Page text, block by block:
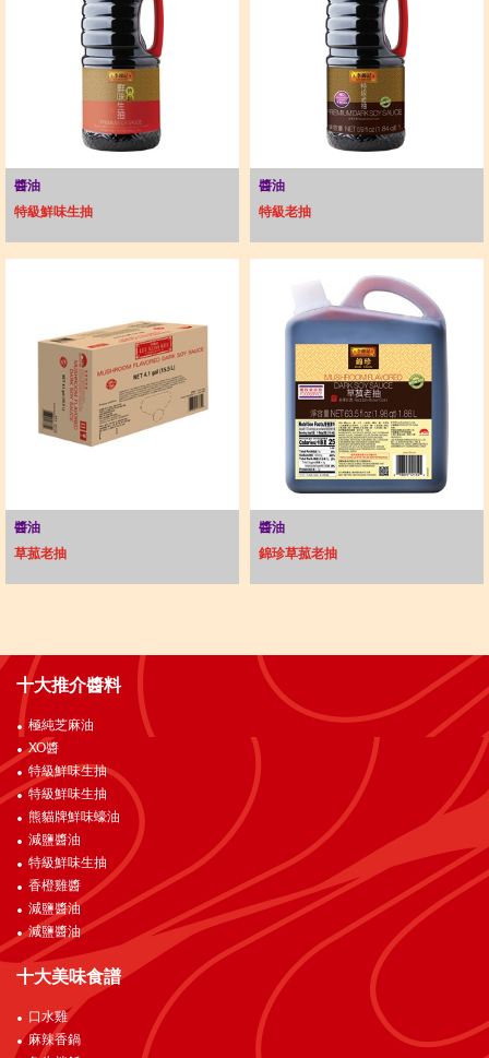
醬油
特級鮮味生抽
醬油
特級老抽
醬油
草菰老抽
醬油
錦珍草菰老抽
十大推介醬料
極純芝麻油
XO醬
特級鮮味生抽
特級鮮味生抽
熊貓牌鮮味蠔油
減鹽醬油
特級鮮味生抽
香橙雞醬
減鹽醬油
減鹽醬油
十大美味食譜
口水雞
麻辣香鍋